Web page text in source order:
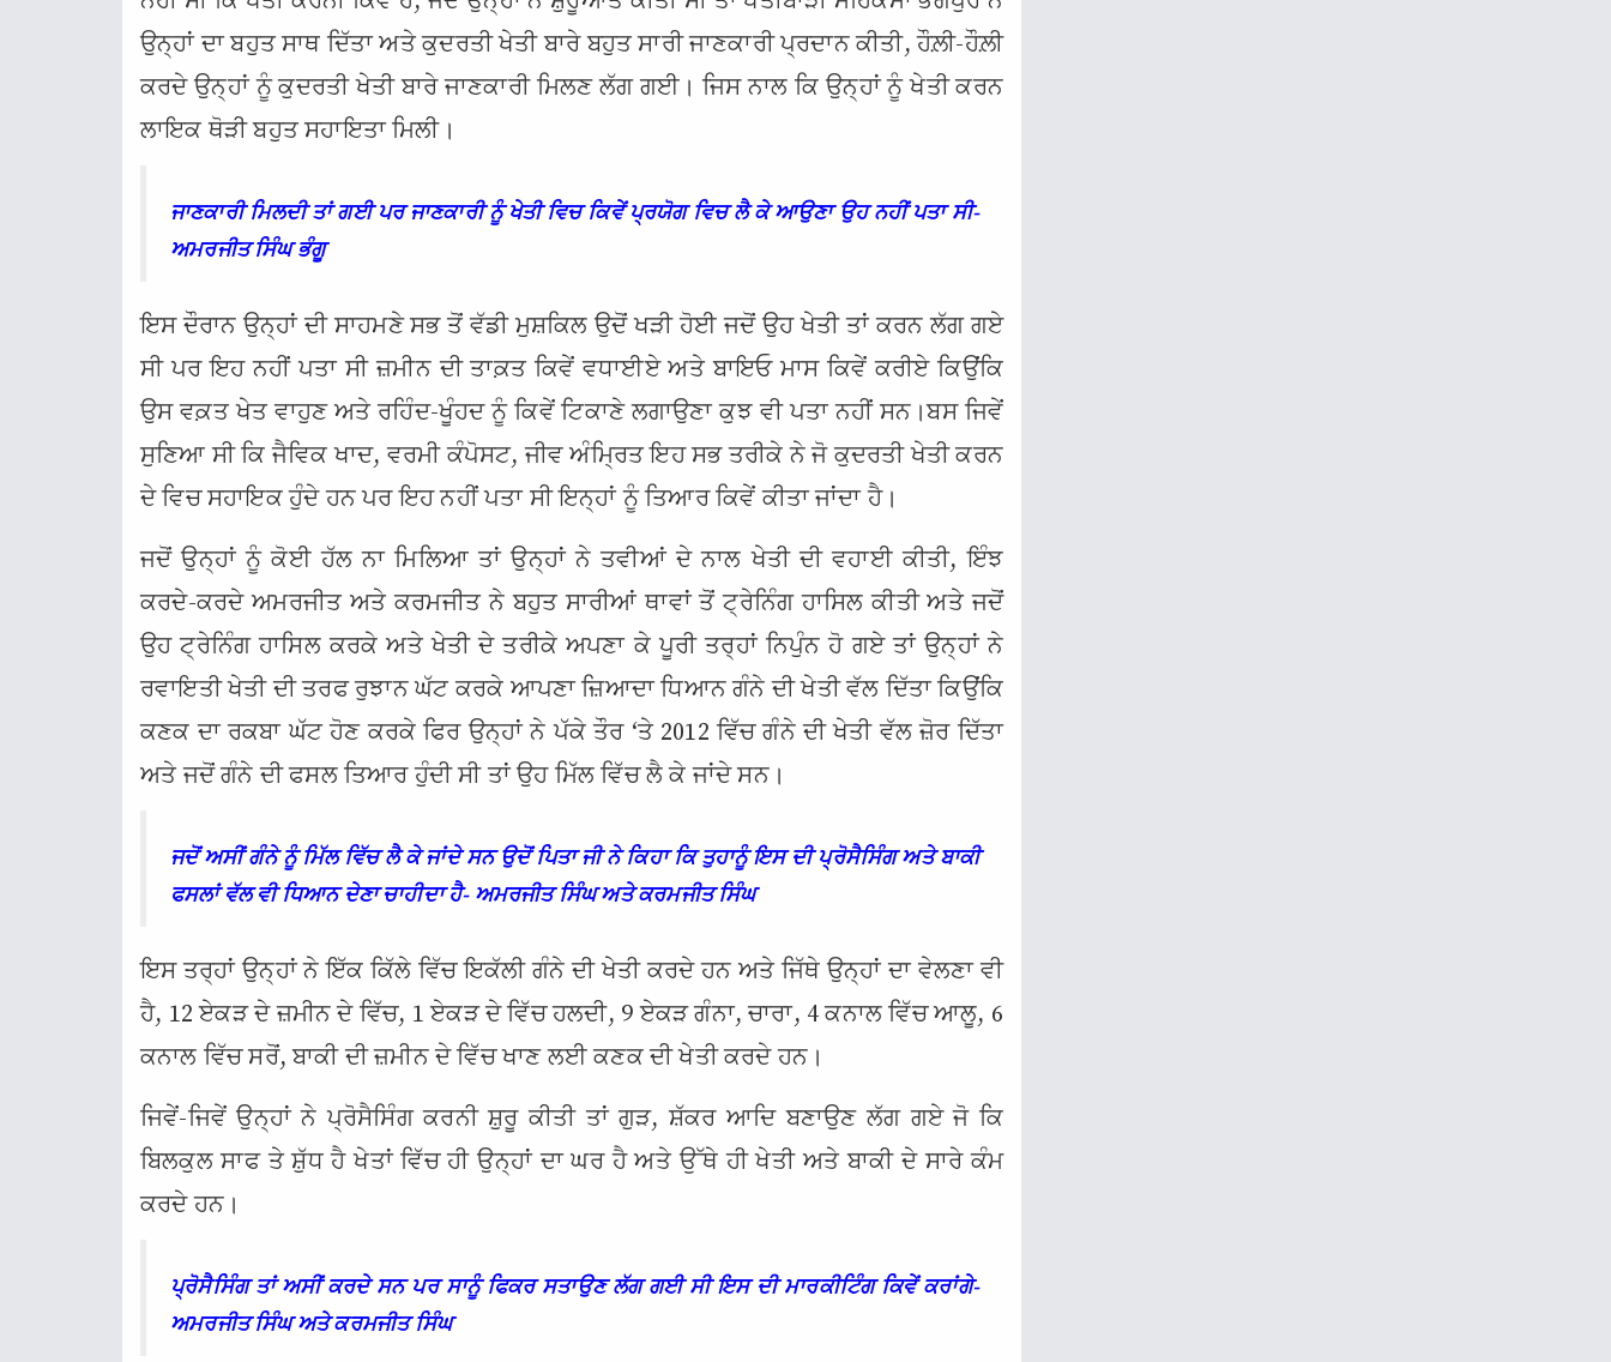
ਉਨ੍ਹਾਂ ਦਾ ਬਹੁਤ ਸਾਥ ਦਿੱਤਾ ਅਤੇ ਕੁਦਰਤੀ ਖੇਤੀ ਬਾਰੇ ਬਹੁਤ ਸਾਰੀ ਜਾਣਕਾਰੀ ਪ੍ਰਦਾਨ ਕੀਤੀ, ਹੌਲ਼ੀ-ਹੌਲ਼ੀ
ਕਰਦੇ ਉਨ੍ਹਾਂ ਨੂੰ ਕੁਦਰਤੀ ਖੇਤੀ ਬਾਰੇ ਜਾਣਕਾਰੀ ਮਿਲਣ ਲੱਗ ਗਈ। ਜਿਸ ਨਾਲ ਕਿ ਉਨ੍ਹਾਂ ਨੂੰ ਖੇਤੀ ਕਰਨ
ਲਾਇਕ ਥੋੜੀ ਬਹੁਤ ਸਹਾਇਤਾ ਮਿਲੀ।
ਜਾਣਕਾਰੀ ਮਿਲਦੀ ਤਾਂ ਗਈ ਪਰ ਜਾਣਕਾਰੀ ਨੂੰ ਖੇਤੀ ਵਿਚ ਕਿਵੇਂ ਪ੍ਰਯੋਗ ਵਿਚ ਲੈ ਕੇ ਆਉਣਾ ਉਹ ਨਹੀਂ ਪਤਾ ਸੀ-
ਅਮਰਜੀਤ ਸਿੰਘ ਭੰਗੂ
ਇਸ ਦੌਰਾਨ ਉਨ੍ਹਾਂ ਦੀ ਸਾਹਮਣੇ ਸਭ ਤੋਂ ਵੱਡੀ ਮੁਸ਼ਕਿਲ ਉਦੋਂ ਖੜੀ ਹੋਈ ਜਦੋਂ ਉਹ ਖੇਤੀ ਤਾਂ ਕਰਨ ਲੱਗ ਗਏ
ਸੀ ਪਰ ਇਹ ਨਹੀਂ ਪਤਾ ਸੀ ਜ਼ਮੀਨ ਦੀ ਤਾਕ਼ਤ ਕਿਵੇਂ ਵਧਾਈਏ ਅਤੇ ਬਾਇਓ ਮਾਸ ਕਿਵੇਂ ਕਰੀਏ ਕਿਉਂਕਿ
ਉਸ ਵਕ਼ਤ ਖੇਤ ਵਾਹੁਣ ਅਤੇ ਰਹਿੰਦ-ਖੂੰਹਦ ਨੂੰ ਕਿਵੇਂ ਟਿਕਾਣੇ ਲਗਾਉਣਾ ਕੁਝ ਵੀ ਪਤਾ ਨਹੀਂ ਸਨ।ਬਸ ਜਿਵੇਂ
ਸੁਣਿਆ ਸੀ ਕਿ ਜੈਵਿਕ ਖਾਦ, ਵਰਮੀ ਕੰਪੋਸਟ, ਜੀਵ ਅੰਮ੍ਰਿਤ ਇਹ ਸਭ ਤਰੀਕੇ ਨੇ ਜੋ ਕੁਦਰਤੀ ਖੇਤੀ ਕਰਨ
ਦੇ ਵਿਚ ਸਹਾਇਕ ਹੁੰਦੇ ਹਨ ਪਰ ਇਹ ਨਹੀਂ ਪਤਾ ਸੀ ਇਨ੍ਹਾਂ ਨੂੰ ਤਿਆਰ ਕਿਵੇਂ ਕੀਤਾ ਜਾਂਦਾ ਹੈ।
ਜਦੋਂ ਉਨ੍ਹਾਂ ਨੂੰ ਕੋਈ ਹੱਲ ਨਾ ਮਿਲਿਆ ਤਾਂ ਉਨ੍ਹਾਂ ਨੇ ਤਵੀਆਂ ਦੇ ਨਾਲ ਖੇਤੀ ਦੀ ਵਹਾਈ ਕੀਤੀ, ਇੰਝ
ਕਰਦੇ-ਕਰਦੇ ਅਮਰਜੀਤ ਅਤੇ ਕਰਮਜੀਤ ਨੇ ਬਹੁਤ ਸਾਰੀਆਂ ਥਾਵਾਂ ਤੋਂ ਟ੍ਰੇਨਿੰਗ ਹਾਸਿਲ ਕੀਤੀ ਅਤੇ ਜਦੋਂ
ਉਹ ਟ੍ਰੇਨਿੰਗ ਹਾਸਿਲ ਕਰਕੇ ਅਤੇ ਖੇਤੀ ਦੇ ਤਰੀਕੇ ਅਪਣਾ ਕੇ ਪੂਰੀ ਤਰ੍ਹਾਂ ਨਿਪੁੰਨ ਹੋ ਗਏ ਤਾਂ ਉਨ੍ਹਾਂ ਨੇ
ਰਵਾਇਤੀ ਖੇਤੀ ਦੀ ਤਰਫ ਰੁਝਾਨ ਘੱਟ ਕਰਕੇ ਆਪਣਾ ਜ਼ਿਆਦਾ ਧਿਆਨ ਗੰਨੇ ਦੀ ਖੇਤੀ ਵੱਲ ਦਿੱਤਾ ਕਿਉਂਕਿ
ਕਣਕ ਦਾ ਰਕਬਾ ਘੱਟ ਹੋਣ ਕਰਕੇ ਫਿਰ ਉਨ੍ਹਾਂ ਨੇ ਪੱਕੇ ਤੌਰ ‘ਤੇ 2012 ਵਿੱਚ ਗੰਨੇ ਦੀ ਖੇਤੀ ਵੱਲ ਜ਼ੋਰ ਦਿੱਤਾ
ਅਤੇ ਜਦੋਂ ਗੰਨੇ ਦੀ ਫਸਲ ਤਿਆਰ ਹੁੰਦੀ ਸੀ ਤਾਂ ਉਹ ਮਿੱਲ ਵਿੱਚ ਲੈ ਕੇ ਜਾਂਦੇ ਸਨ।
ਜਦੋਂ ਅਸੀਂ ਗੰਨੇ ਨੂੰ ਮਿੱਲ ਵਿੱਚ ਲੈ ਕੇ ਜਾਂਦੇ ਸਨ ਉਦੋਂ ਪਿਤਾ ਜੀ ਨੇ ਕਿਹਾ ਕਿ ਤੁਹਾਨੂੰ ਇਸ ਦੀ ਪ੍ਰੋਸੈਸਿੰਗ ਅਤੇ ਬਾਕੀ
ਫਸਲਾਂ ਵੱਲ ਵੀ ਧਿਆਨ ਦੇਣਾ ਚਾਹੀਦਾ ਹੈ- ਅਮਰਜੀਤ ਸਿੰਘ ਅਤੇ ਕਰਮਜੀਤ ਸਿੰਘ
ਇਸ ਤਰ੍ਹਾਂ ਉਨ੍ਹਾਂ ਨੇ ਇੱਕ ਕਿੱਲੇ ਵਿੱਚ ਇਕੱਲੀ ਗੰਨੇ ਦੀ ਖੇਤੀ ਕਰਦੇ ਹਨ ਅਤੇ ਜਿੱਥੇ ਉਨ੍ਹਾਂ ਦਾ ਵੇਲਣਾ ਵੀ
ਹੈ, 12 ਏਕੜ ਦੇ ਜ਼ਮੀਨ ਦੇ ਵਿੱਚ, 1 ਏਕੜ ਦੇ ਵਿੱਚ ਹਲਦੀ, 9 ਏਕੜ ਗੰਨਾ, ਚਾਰਾ, 4 ਕਨਾਲ ਵਿੱਚ ਆਲੂ, 6
ਕਨਾਲ ਵਿੱਚ ਸਰੋਂ, ਬਾਕੀ ਦੀ ਜ਼ਮੀਨ ਦੇ ਵਿੱਚ ਖਾਣ ਲਈ ਕਣਕ ਦੀ ਖੇਤੀ ਕਰਦੇ ਹਨ।
ਜਿਵੇਂ-ਜਿਵੇਂ ਉਨ੍ਹਾਂ ਨੇ ਪ੍ਰੋਸੈਸਿੰਗ ਕਰਨੀ ਸ਼ੁਰੂ ਕੀਤੀ ਤਾਂ ਗੁੜ, ਸ਼ੱਕਰ ਆਦਿ ਬਣਾਉਣ ਲੱਗ ਗਏ ਜੋ ਕਿ
ਬਿਲਕੁਲ ਸਾਫ ਤੇ ਸ਼ੁੱਧ ਹੈ ਖੇਤਾਂ ਵਿੱਚ ਹੀ ਉਨ੍ਹਾਂ ਦਾ ਘਰ ਹੈ ਅਤੇ ਉੱਥੇ ਹੀ ਖੇਤੀ ਅਤੇ ਬਾਕੀ ਦੇ ਸਾਰੇ ਕੰਮ
ਕਰਦੇ ਹਨ।
ਪ੍ਰੋਸੈਸਿੰਗ ਤਾਂ ਅਸੀਂ ਕਰਦੇ ਸਨ ਪਰ ਸਾਨੂੰ ਫਿਕਰ ਸਤਾਉਣ ਲੱਗ ਗਈ ਸੀ ਇਸ ਦੀ ਮਾਰਕੀਟਿੰਗ ਕਿਵੇਂ ਕਰਾਂਗੇ-
ਅਮਰਜੀਤ ਸਿੰਘ ਅਤੇ ਕਰਮਜੀਤ ਸਿੰਘ